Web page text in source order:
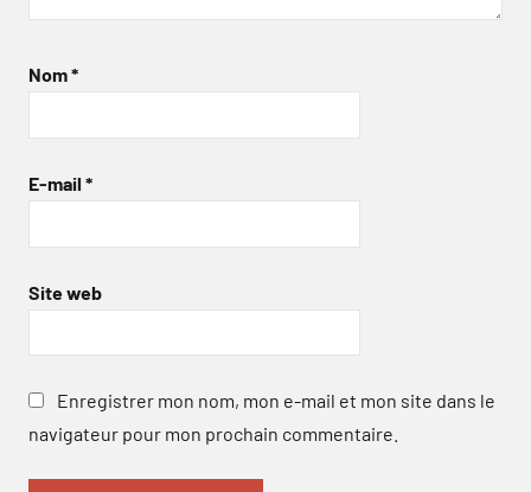
Nom*
E-mail *
Site web
Enregistrer mon nom, mon e-mail et mon site dans le
navigateur pour mon prochain commentaire.